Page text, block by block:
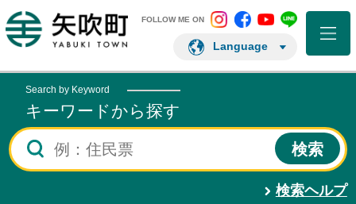
矢吹町ホームページ
FOLLOW ME ON 矢吹町 Instagram
矢吹町矢吹町矢吹町
Language
Search by Keyword
キーワードから探す
検索ヘルプ